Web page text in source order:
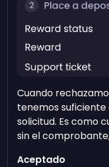
Cuando
tenemos
solicitud. Es como
sin el
Aceptado